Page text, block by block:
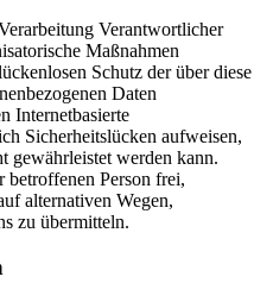
Verantwortlicher
Maßnahmen
Schutz der über diese
Daten
Internetbasierte
Sicherheitslücken aufweisen,
gewährleistet werden kann.
betroffenen Person frei,
alternativen Wegen,
zu übermitteln.